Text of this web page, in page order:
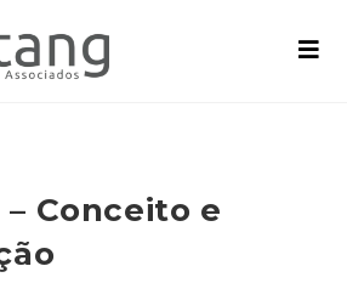
Conceito e